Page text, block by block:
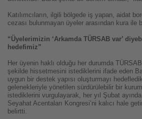
Katılımcıların, ilgili bölgede iş yapan, aidat
cezası bulunmayan üyeler arasından kura ile
“Üyelerimizin ‘Arkamda TÜRSAB var’
hedefimiz”
Her üyenin haklı olduğu her durumda
şekilde hissetmesini istediklerini ifade eden
uygun bir destek yapısı oluşturmayı
gelenekleriyle yönetilen sürdürülebilir bir
istediklerini vurgulayarak, her yıl Şubat
Seyahat Acentaları Kongresi’ni kalıcı hale
belirtti.